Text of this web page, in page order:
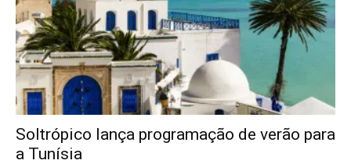
Soltrópico lança programação de verão para
a Tunísia